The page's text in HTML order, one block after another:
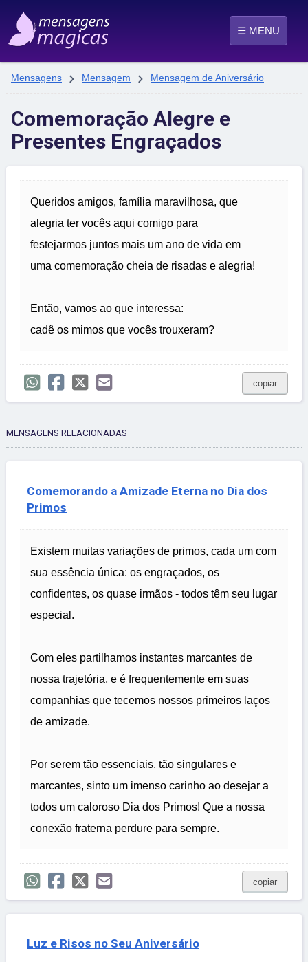
☰ MENU
Mensagens  Mensagem  Mensagem de Aniversário
Comemoração Alegre e
Presentes Engraçados
Queridos amigos, família maravilhosa, que
alegria ter vocês aqui comigo para
festejarmos juntos mais um ano de vida em
uma comemoração cheia de risadas e alegria!
Então, vamos ao que interessa:
cadê os mimos que vocês trouxeram?
copiar
MENSAGENS RELACIONADAS
Comemorando a Amizade Eterna no Dia dos
Primos
Existem muitas variações de primos, cada um com
sua essência única: os engraçados, os
confidentes, os quase irmãos - todos têm seu lugar
especial.
Com eles partilhamos instantes marcantes de
nossa trajetória, e é frequentemente em suas
companhias que tecemos nossos primeiros laços
de amizade.
Por serem tão essenciais, tão singulares e
marcantes, sinto um imenso carinho ao desejar a
todos um caloroso Dia dos Primos! Que a nossa
conexão fraterna perdure para sempre.
copiar
Luz e Risos no Seu Aniversário